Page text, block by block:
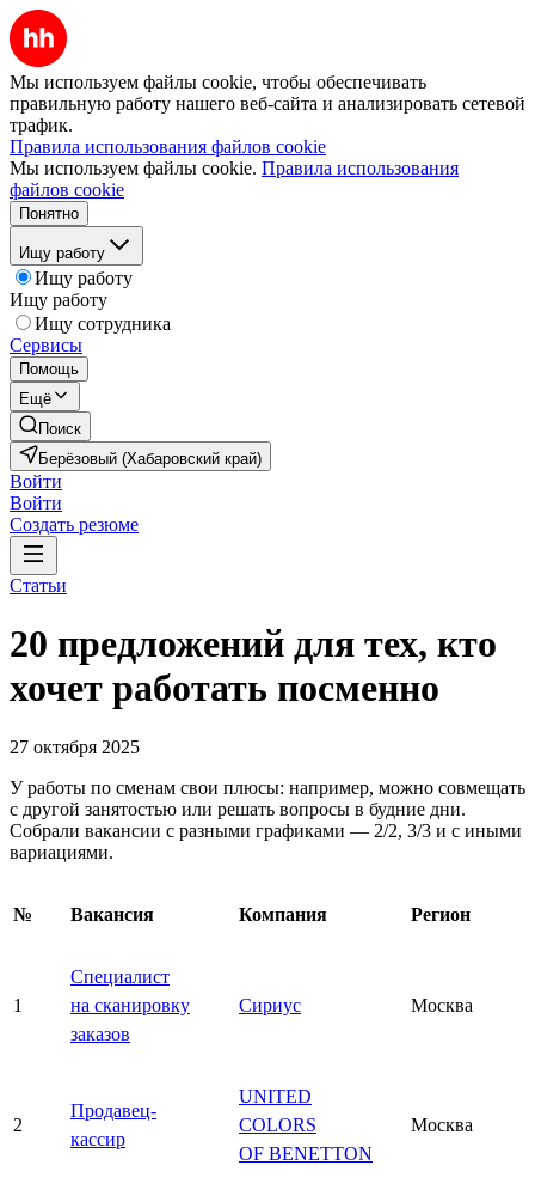
Мы используем файлы cookie, чтобы обеспечивать
правильную работу нашего веб-сайта и анализировать сетевой
трафик.
Правила использования файлов cookie
Мы используем файлы cookie. Правила использования
файлов cookie
Понятно
Ищу работу
Ищу работу
Ищу работу
Ищу сотрудника
Сервисы
Помощь
Ещё
Поиск
Берёзовый (Хабаровский край)
Войти
Войти
Создать резюме
Статьи
20 предложений для тех, кто
хочет работать посменно
27 октября 2025
У работы по сменам свои плюсы: например, можно совмещать
с другой занятостью или решать вопросы в будние дни.
Собрали вакансии с разными графиками — 2/2, 3/3 и с иными
вариациями.
№ Вакансия Компания Регион
1
Специалист
на сканировку
заказов
Сириус Москва
2
Продавец-
кассир
UNITED
COLORS
OF BENETTON
Москва